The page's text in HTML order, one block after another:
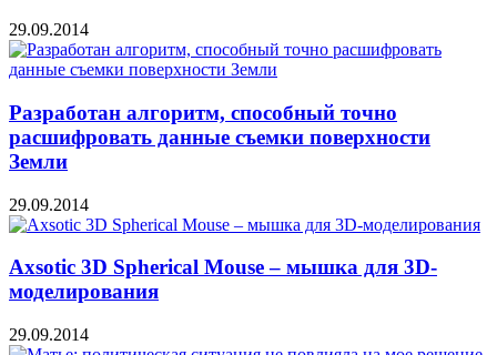
29.09.2014
Разработан алгоритм, способный точно
расшифровать данные съемки поверхности
Земли
29.09.2014
Axsotic 3D Spherical Mouse – мышка для 3D-
моделирования
29.09.2014